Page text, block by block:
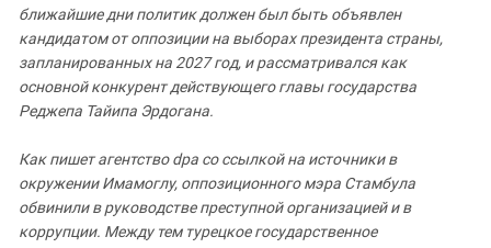
ближайшие дни политик должен был быть объявлен
кандидатом от оппозиции на выборах президента страны,
запланированных на 2027 год, и рассматривался как
основной конкурент действующего главы государства
Реджепа Тайипа Эрдогана.
Как пишет агентство dpa со ссылкой на источники в
окружении Имамоглу, оппозиционного мэра Стамбула
обвинили в руководстве преступной организацией и в
коррупции. Между тем турецкое государственное